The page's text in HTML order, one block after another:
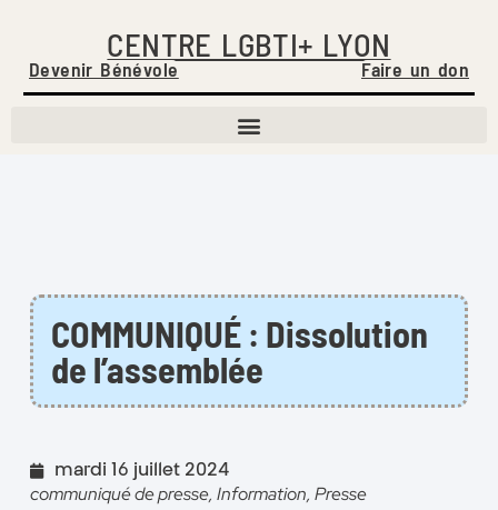
CENTRE LGBTI+ LYON
Devenir Bénévole Faire un don
COMMUNIQUÉ : Dissolution
de l’assemblée
mardi 16 juillet 2024
communiqué de presse, Information, Presse